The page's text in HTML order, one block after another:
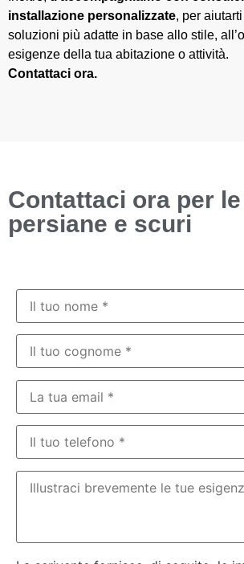
installazione personalizzate, per
soluzioni più adatte in base allo stile,
esigenze della tua abitazione o attività.
Contattaci ora.
Contattaci ora per
persiane e scuri